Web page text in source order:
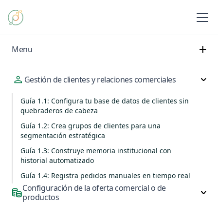
Menu
Gestión de clientes y relaciones comerciales
Guía 1.1: Configura tu base de datos de clientes sin
quebraderos de cabeza
Guía 1.2: Crea grupos de clientes para una
segmentación estratégica
Guía 1.3: Construye memoria institucional con
historial automatizado
Guía 1.4: Registra pedidos manuales en tiempo real
Configuración de la oferta comercial o de
productos